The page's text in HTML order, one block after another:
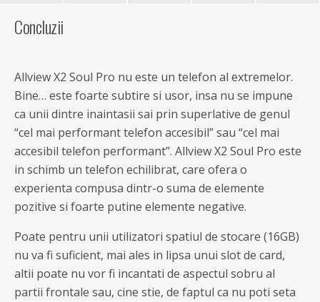
Concluzii
Allview X2 Soul Pro nu este un telefon al extremelor.
Bine… este foarte subtire si usor, insa nu se impune
ca unii dintre inaintasii sai prin superlative de genul
“cel mai performant telefon accesibil” sau “cel mai
accesibil telefon performant”. Allview X2 Soul Pro este
in schimb un telefon echilibrat, care ofera o
experienta compusa dintr-o suma de elemente
pozitive si foarte putine elemente negative.
Poate pentru unii utilizatori spatiul de stocare (16GB)
nu va fi suficient, mai ales in lipsa unui slot de card,
altii poate nu vor fi incantati de aspectul sobru al
partii frontale sau, cine stie, de faptul ca nu poti seta